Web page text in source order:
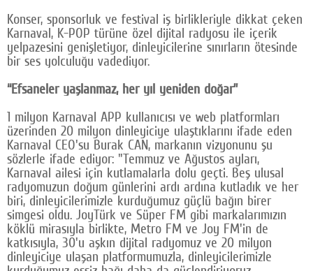
Konser, sponsorluk ve festival iş birlikleriyle dikkat çeken
Karnaval, K-POP türüne özel dijital radyosu ile içerik
yelpazesini genişletiyor, dinleyicilerine sınırların ötesinde
bir ses yolculuğu vadediyor.
“Efsaneler yaşlanmaz, her yıl yeniden doğar”
1 milyon Karnaval APP kullanıcısı ve web platformları
üzerinden 20 milyon dinleyiciye ulaştıklarını ifade eden
Karnaval CEO'su Burak CAN, markanın vizyonunu şu
sözlerle ifade ediyor: "Temmuz ve Ağustos ayları,
Karnaval ailesi için kutlamalarla dolu geçti. Beş ulusal
radyomuzun doğum günlerini ardı ardına kutladık ve her
biri, dinleyicilerimizle kurduğumuz güçlü bağın birer
simgesi oldu. JoyTürk ve Süper FM gibi markalarımızın
köklü mirasıyla birlikte, Metro FM ve Joy FM'in de
katkısıyla, 30'u aşkın dijital radyomuz ve 20 milyon
dinleyiciye ulaşan platformumuzla, dinleyicilerimizle